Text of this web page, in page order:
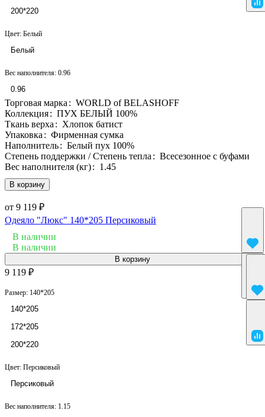
В корзину
200*220
Цвет: Белый
Белый
Вес наполнителя: 0.96
0.96
Торговая марка : WORLD of BELASHOFF
Коллекция: ПУХ БЕЛЫЙ 100%
Ткань верха : Хлопок батист
Упаковка : Фирменная сумка
Наполнитель: Белый пух 100%
Степень поддержки / Степень тепла : Всесезонное с буфами
Вес наполнителя (кг): 1.45
от 9 119 ₽
Одеяло "Люкс" 140*205 Персиковый
В наличии
В наличии
В корзину
9 119 ₽
Размер: 140*205
140*205
172*205
200*220
Цвет: Персиковый
Персиковый
Вес наполнителя: 1.15